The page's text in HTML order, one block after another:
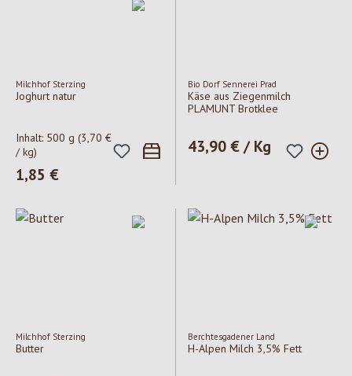
Milchhof Sterzing
Joghurt natur
Inhalt: 500 g (3,70 €
/ kg)
Regulärer Preis:
1,85 €
Bio Dorf Sennerei Prad
Käse aus Ziegenmilch
PLAMUNT Brotklee
Regulärer Preis:
43,90 € / Kg
Milchhof Sterzing
Butter
Berchtesgadener Land
H-Alpen Milch 3,5% Fett